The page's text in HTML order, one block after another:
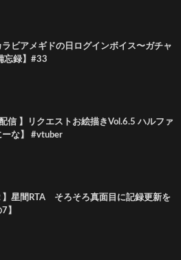
ラビアメギドの日ログインボイス〜ガチャ
忘録】#33
信 】リクエストお絵描きVol.6.5 ハルファ
ーな】 #vtuber
】星間RTA そろそろ真面目に記録更新を
】